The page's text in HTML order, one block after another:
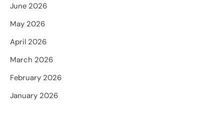
June 2026
May 2026
April 2026
March 2026
February 2026
January 2026